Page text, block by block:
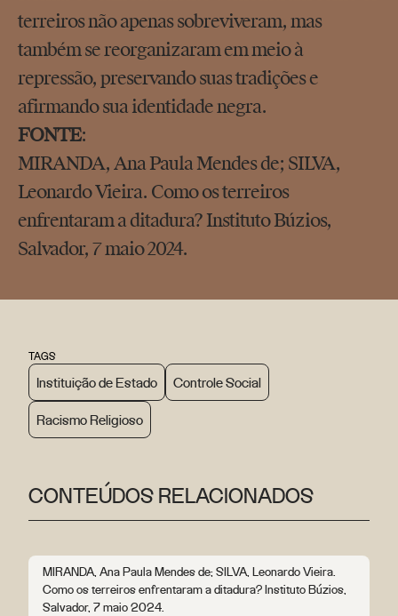
terreiros não apenas sobreviveram, mas
também se reorganizaram em meio à
repressão, preservando suas tradições e
afirmando sua identidade negra.
FONTE:
MIRANDA, Ana Paula Mendes de; SILVA,
Leonardo Vieira. Como os terreiros
enfrentaram a ditadura? Instituto Búzios,
Salvador, 7 maio 2024.
TAGS
Instituição de Estado Controle Social
Racismo Religioso
CONTEÚDOS RELACIONADOS
MIRANDA, Ana Paula Mendes de; SILVA, Leonardo Vieira.
Como os terreiros enfrentaram a ditadura? Instituto Búzios,
Salvador, 7 maio 2024.